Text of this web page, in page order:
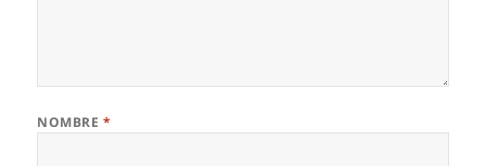
NOMBRE *